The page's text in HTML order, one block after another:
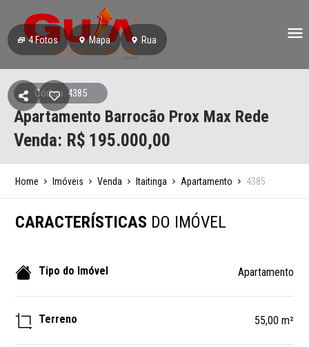
4Fotos Mapa Rua
Código: 4385
Apartamento Barrocão Prox Max Rede
Venda: R$ 195.000,00
Home Imóveis Venda Itaitinga Apartamento 4385
CARACTERÍSTICAS DO IMÓVEL
Tipo do Imóvel Apartamento
Terreno 55,00 m²